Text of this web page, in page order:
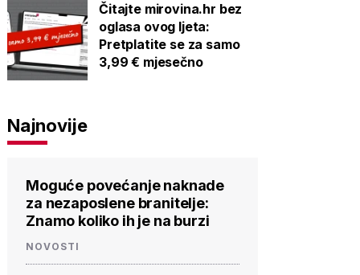
Čitajte mirovina.hr bez
oglasa ovog ljeta:
Pretplatite se za samo
3,99 € mjesečno
Najnovije
Moguće povećanje naknade
za nezaposlene branitelje:
Znamo koliko ih je na burzi
NOVOSTI